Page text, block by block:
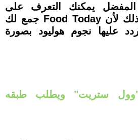
يمكنك التعرف على
المطعم والمكان، وذلك لأن Food Today جمع لك
يتردد عليها نجوم هوليود بصورة
ستريت" ويطلب طبقه